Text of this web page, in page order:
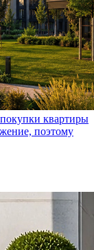
квартиры
поэтому